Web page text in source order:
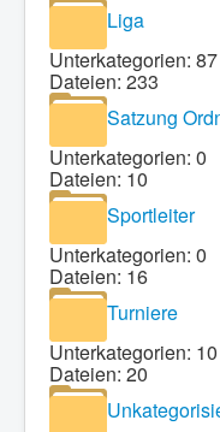
Liga
Unterkategorien: 87
Dateien: 233
Satzung
Unterkategorien: 0
Dateien: 10
Sportleiter
Unterkategorien: 0
Dateien: 16
Turniere
Unterkategorien: 10
Dateien: 20